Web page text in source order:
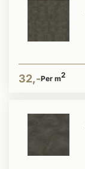
32,-Per m2